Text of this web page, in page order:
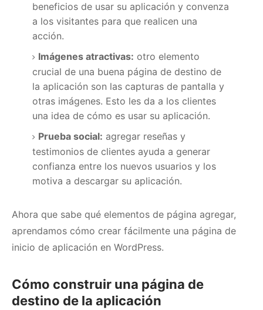
beneficios de usar su aplicación y convenza
a los visitantes para que realicen una
acción.
Imágenes atractivas: otro elemento
crucial de una buena página de destino de
la aplicación son las capturas de pantalla y
otras imágenes. Esto les da a los clientes
una idea de cómo es usar su aplicación.
Prueba social: agregar reseñas y
testimonios de clientes ayuda a generar
confianza entre los nuevos usuarios y los
motiva a descargar su aplicación.
Ahora que sabe qué elementos de página agregar,
aprendamos cómo crear fácilmente una página de
inicio de aplicación en WordPress.
Cómo construir una página de
destino de la aplicación